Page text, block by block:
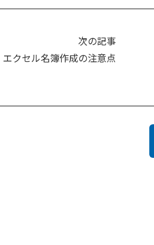
次の記事
エクセル名簿作成の注意点